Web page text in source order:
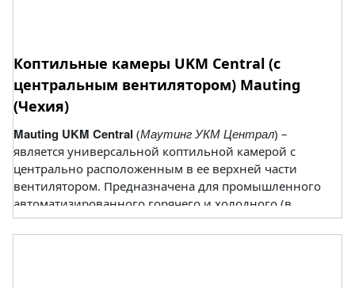
Коптильные камеры UKM Central (с
центральным вентилятором) Mauting
(Чехия)
Mauting UKM Central (Маутинг УКМ Централ) –
является универсальной коптильной камерой с
центрально расположенным в ее верхней части
вентилятором. Предназначена для промышленного
автоматизированного горячего и холодного (в
комплекте с испарителем) копчения и варки
продуктов при температурах 40-110°С.